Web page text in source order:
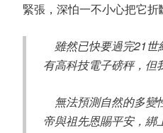
緊張，深怕一不小心把它折
雖然已快要過完21世
有高科技電子磅秤，但
無法預測自然的多變
帝與祖先恩賜平安，綁